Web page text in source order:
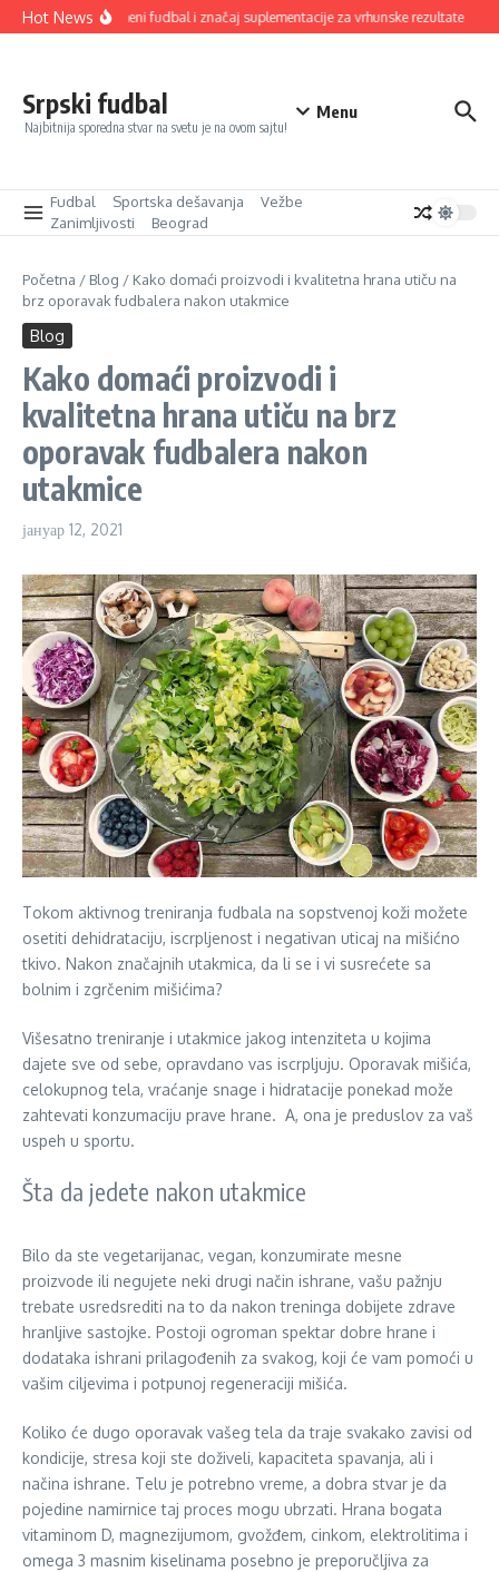
Прескочи на
Hot NewsSavremeni fudbal i značaj suplementacije za vrhunske rezultate
Srpski fudbal
Najbitnija sporedna stvar na svetu je na ovom sajtu!
Menu
Fudbal Sportska dešavanja
Vežbe
Zanimljivosti
Beograd
Početna / Blog / Kako domaći proizvodi i kvalitetna hrana utiču na
brz oporavak fudbalera nakon utakmice
Blog
Kako domaći proizvodi i
kvalitetna hrana utiču na brz
oporavak fudbalera nakon
utakmice
јануар 12, 2021
Tokom aktivnog treniranja fudbala na sopstvenoj koži možete
osetiti dehidrataciju, iscrpljenost i negativan uticaj na mišićno
tkivo. Nakon značajnih utakmica, da li se i vi susrećete sa
bolnim i zgrčenim mišićima?
Višesatno treniranje i utakmice jakog intenziteta u kojima
dajete sve od sebe, opravdano vas iscrpljuju. Oporavak mišića,
celokupnog tela, vraćanje snage i hidratacije ponekad može
zahtevati konzumaciju prave hrane. A, ona je preduslov za vaš
uspeh u sportu.
Šta da jedete nakon utakmice
Bilo da ste vegetarijanac, vegan, konzumirate mesne
proizvode ili negujete neki drugi način ishrane, vašu pažnju
trebate usredsrediti na to da nakon treninga dobijete zdrave
hranljive sastojke. Postoji ogroman spektar dobre hrane i
dodataka ishrani prilagođenih za svakog, koji će vam pomoći u
vašim ciljevima i potpunoj regeneraciji mišića.
Koliko će dugo oporavak vašeg tela da traje svakako zavisi od
kondicije, stresa koji ste doživeli, kapaciteta spavanja, ali i
načina ishrane. Telu je potrebno vreme, a dobra stvar je da
pojedine namirnice taj proces mogu ubrzati. Hrana bogata
vitaminom D, magnezijumom, gvožđem, cinkom, elektrolitima i
omega 3 masnim kiselinama posebno je preporučljiva za